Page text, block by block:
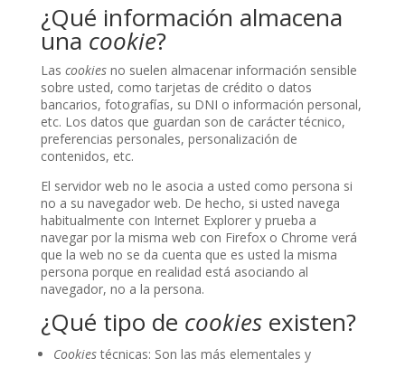
¿Qué información almacena
una cookie?
Las cookiesno suelen almacenar información sensible
sobre usted, como tarjetas de crédito o datos
bancarios, fotografías, su DNI o información personal,
etc. Los datos que guardan son de carácter técnico,
preferencias personales, personalización de
contenidos, etc.
El servidor web no le asocia a usted como persona si
no a su navegador web. De hecho, si usted navega
habitualmente con Internet Explorer y prueba a
navegar por la misma web con Firefox o Chrome verá
que la web no se da cuenta que es usted la misma
persona porque en realidad está asociando al
navegador, no a la persona.
¿Qué tipo de cookiesexisten?
Cookiestécnicas: Son las más elementales y